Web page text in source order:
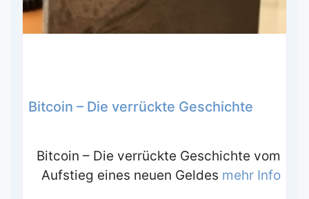
Bitcoin – Die verrückte Geschichte
Bitcoin – Die verrückte Geschichte vom
Aufstieg eines neuen Geldes mehr Info